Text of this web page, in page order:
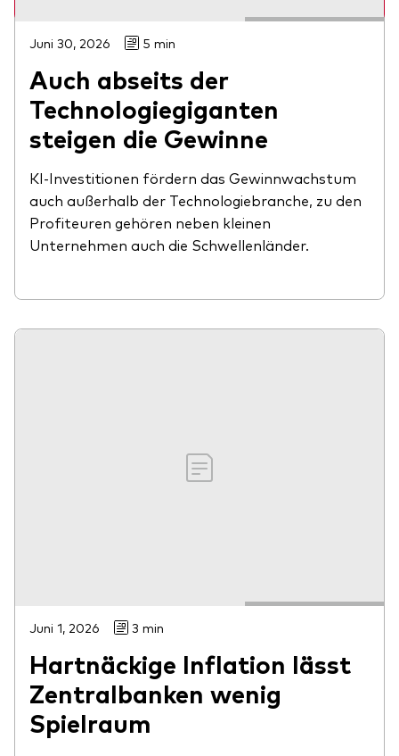
Juni 30, 2026 5 min
Auch abseits der
Technologiegiganten
steigen die Gewinne
KI-Investitionen fördern das Gewinnwachstum
auch außerhalb der Technologiebranche, zu den
Profiteuren gehören neben kleinen
Unternehmen auch die Schwellenländer.
Juni 1, 2026 3 min
Hartnäckige Inflation lässt
Zentralbanken wenig
Spielraum